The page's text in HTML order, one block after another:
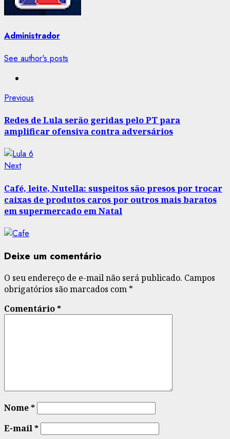
Administrador
See author's posts
Post
navigation
Previous
Redes de Lula serão geridas pelo PT para
amplificar ofensiva contra adversários
NextNext
Café, leite, Nutella: suspeitos são presos por trocar
caixas de produtos caros por outros mais baratos
em supermercado em Natal
Deixe um comentário
O seu endereço de e-mail não será publicado. Campos
obrigatórios são marcados com *
Comentário*
Nome*
E-mail*